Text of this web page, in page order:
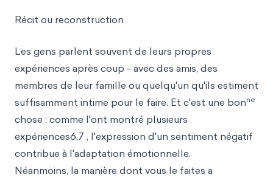
Récit ou reconstruction
Les gens parlent souvent de leurs propres
expériences après coup - avec des amis, des
membres de leur famille ou quelqu'un qu'ils estiment
suffisamment intime pour le faire. Et c'est une bonne
chose : comme l'ont montré plusieurs
expériences6,7 , l'expression d'un sentiment négatif
contribue à l'adaptation émotionnelle.
Néanmoins, la manière dont vous le faites a